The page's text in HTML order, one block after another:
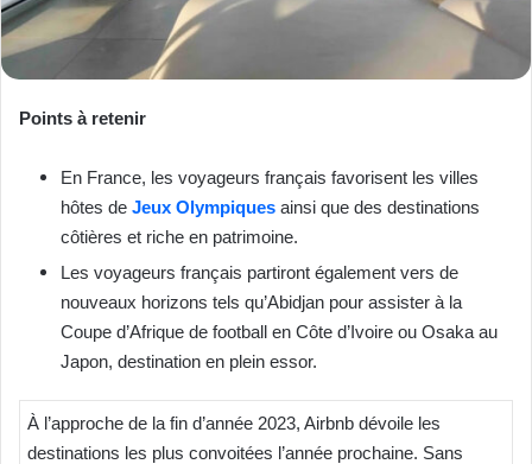
Points à retenir
En France, les voyageurs français favorisent les villes
hôtes de Jeux Olympiques ainsi que des destinations
côtières et riche en patrimoine.
Les voyageurs français partiront également vers de
nouveaux horizons tels qu’Abidjan pour assister à la
Coupe d’Afrique de football en Côte d’Ivoire ou Osaka au
Japon, destination en plein essor.
À l’approche de la fin d’année 2023, Airbnb dévoile les
destinations les plus convoitées l’année prochaine. Sans